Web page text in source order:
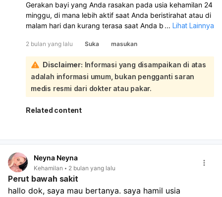
Gerakan bayi yang Anda rasakan pada usia kehamilan 24
minggu, di mana lebih aktif saat Anda beristirahat atau di
malam hari dan kurang terasa saat Anda beraktivitas,
18-25 minggu, memang seringkali janin menunjukkan
aktivitas yang lebih tinggi di malam hari:
Beberapa hal yang perlu Anda ketahui:
Pola Gerakan Janin:Setiap janin memiliki pola gerakan
yang unik. Pada usia kehamilan 24 minggu, janin sudah
mulai memiliki siklus tidur dan bangun. Saat Anda
beraktivitas, gerakan janin mungkin kurang terasa
di malam hari, janin mungkin lebih aktif karena tidak
dipengaruhi oleh penurunan kadar gula darah ibu.
Sensitivitas Ibu:Sensitivitas ibu terhadap gerakan
janin juga bervariasi. Ibu hamil pertama kali mungkin
baru merasakan gerakan yang jelas sekitar 25 minggu.
... Lihat Lainnya
2 bulan yang lalu Suka masukan
Disclaimer: Informasi yang disampaikan di atas
adalah informasi umum, bukan pengganti saran
medis resmi dari dokter atau pakar.
Related content
Neyna Neyna
Kehamilan 2 bulan yang lalu
Perut bawah sakit
hallo dok, saya mau bertanya. saya hamil usia